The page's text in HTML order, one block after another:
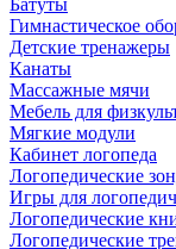
Батуты
Гимнастическое
Детские тренажеры
Канаты
Массажные мячи
Мебель для
Мягкие модули
Кабинет логопеда
Логопедические
Игры для
Логопедические
Логопедические